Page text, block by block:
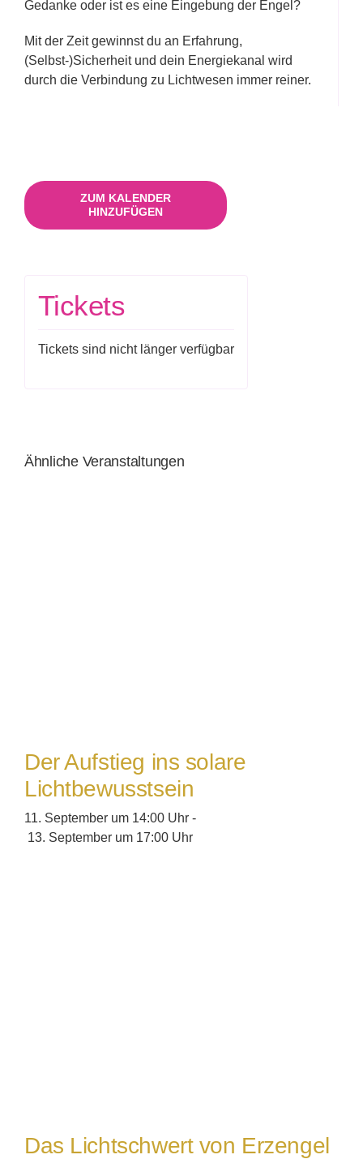
Gedanke oder ist es eine Eingebung der Engel?
Mit der Zeit gewinnst du an Erfahrung,
(Selbst-)Sicherheit und dein Energiekanal wird
durch die Verbindung zu Lichtwesen immer reiner.
ZUM KALENDER
HINZUFÜGEN
Tickets
Tickets sind nicht länger verfügbar
Ähnliche Veranstaltungen
Der Aufstieg ins solare
Lichtbewusstsein
11. September um 14:00 Uhr -
13. September um 17:00 Uhr
Das Lichtschwert von Erzengel